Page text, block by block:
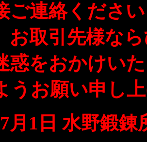
ご連絡くださ
お取引先様な
惑をおかけい
うお願い申し
月1日 水野鍛錬